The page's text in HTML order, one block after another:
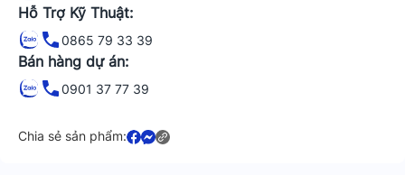
Hỗ Trợ Kỹ Thuật:
0865 79 33 39
Bán hàng dự án:
0901 37 77 39
Chia sẻ sản phẩm: